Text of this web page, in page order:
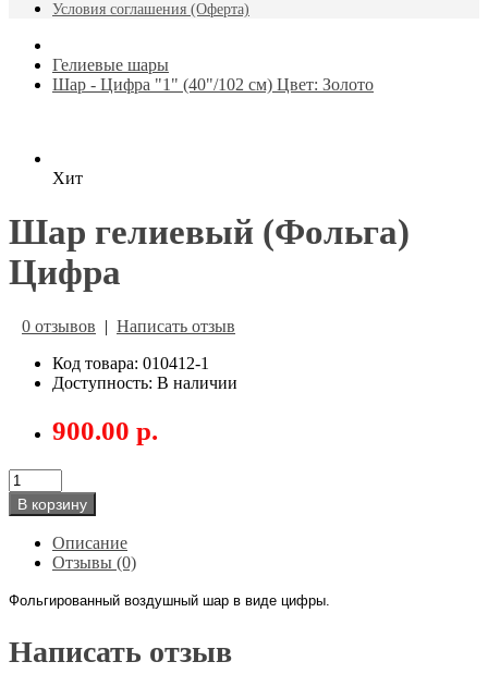
Условия соглашения (Оферта)
Гелиевые шары
Шар - Цифра "1" (40"/102 см) Цвет: Золото
Хит
Шар гелиевый (Фольга)
Цифра
0 отзывов | Написать отзыв
Код товара: 010412-1
Доступность: В наличии
900.00 р.
В корзину
Описание
Отзывы (0)
Фольгированный воздушный шар в виде цифры.
Написать отзыв